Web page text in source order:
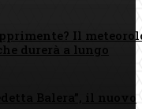
Il
durerà a lungo